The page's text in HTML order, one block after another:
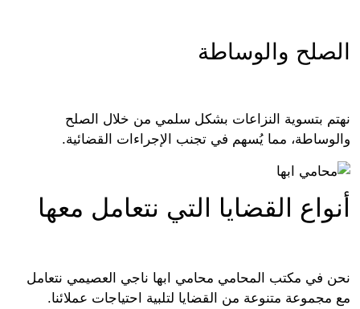
والوساطة
بتسوية النزاعات بشكل سلمي من خلال الصلح
مما يُسهم في تجنب الإجراءات القضائية.
القضايا التي نتعامل معها
في مكتب المحامي محامي ابها ناجي العصيمي نتعامل
متنوعة من القضايا لتلبية احتياجات عملائنا.